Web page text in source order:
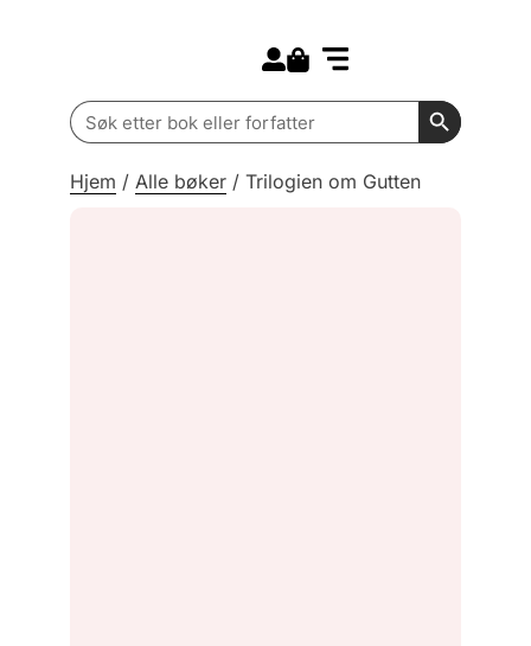
Search
for:
Search
Hjem / Alle bøker / Trilogien om Gutten